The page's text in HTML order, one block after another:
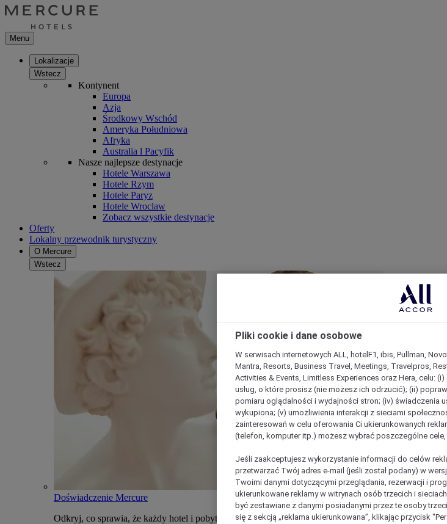
Menu
Lokalizacje
Wstecz
Kontynent
Europa
Azja
Środkowy Wschód
Ameryka Południowa
Afryka
Australia l Pacyfik
Nasze najlepsze destynacje
Hotele Warszawa
Hotele Rzym
Hotele Paryz
Hotele Wroclaw
Zobacz wszystkie destynacje
Oferty
Lokalny przewodnik turystyczny
O Mercure
Wstecz
Doświadczenie Mercure
Odkryj, co sprawia, że każdy hotel i pobyt w Mercure jest wyjątkowy
Pliki cookie i dane osobowe
W serwisach internetowych ALL, hotelF1, ibis, Pullman,
Mantra, Resorts, Business Travel, Meetings, Travelpros,
Activities & Events, Limitless Experiences oraz Hera, celu:
usług, o które prosisz (nie możesz ich odrzucić); (ii)
pomiaru oglądalności i wydajności stron; (iv) świadczenia
wykupiona; (v) umożliwienia interakcji z sieciami
zainteresowań w celu oferowania Ci ukierunkowanych
(telefon, komputer itp.) możesz wybrać poszczególne
Jeśli zaakceptujesz wykorzystanie informacji do celów
przetwarzać Twój adres e-mail (jeśli został podany) w
Twoimi danymi dotyczącymi przeglądania, rezerwacji i
ukierunkowane reklamy w witrynach osób trzecich i
być zestawiane z danymi posiadanymi przez te osoby
się z sekcją „reklama ukierunkowana”, klikając przycisk